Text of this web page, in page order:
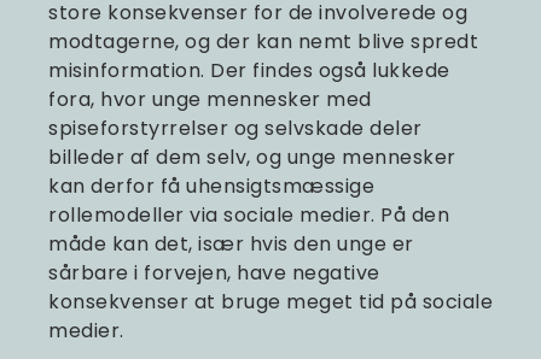
store konsekvenser for de involverede og
modtagerne, og der kan nemt blive spredt
misinformation. Der findes også lukkede
fora, hvor unge mennesker med
spiseforstyrrelser og selvskade deler
billeder af dem selv, og unge mennesker
kan derfor få uhensigtsmæssige
rollemodeller via sociale medier. På den
måde kan det, især hvis den unge er
sårbare i forvejen, have negative
konsekvenser at bruge meget tid på sociale
medier.